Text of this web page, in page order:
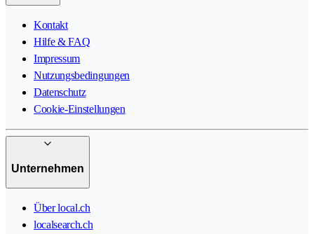
Kontakt
Hilfe & FAQ
Impressum
Nutzungsbedingungen
Datenschutz
Cookie-Einstellungen
Unternehmen
Über local.ch
localsearch.ch